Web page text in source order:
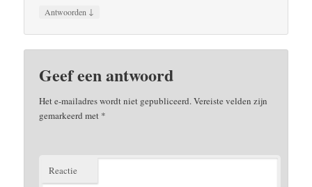
Antwoorden ↓
Geef een antwoord
Het e-mailadres wordt niet gepubliceerd.Vereiste velden zijn
gemarkeerd met *
Reactie